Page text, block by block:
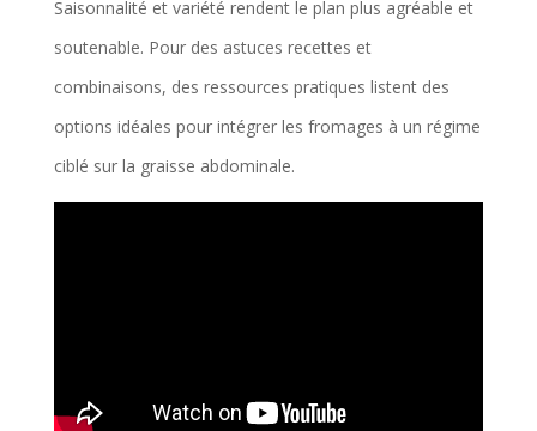
Saisonnalité et variété rendent le plan plus agréable et
soutenable. Pour des astuces recettes et
combinaisons, des ressources pratiques listent des
options idéales pour intégrer les fromages à un régime
ciblé sur la graisse abdominale.